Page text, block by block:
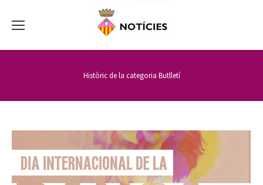
Històric de la categoria Butlletí